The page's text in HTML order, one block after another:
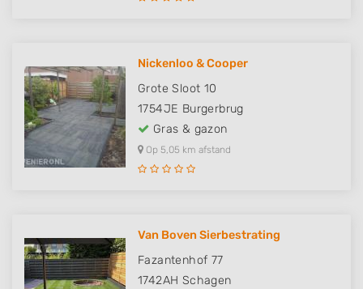
Nickenloo & Cooper
Grote Sloot 10
1754JE Burgerbrug
Gras & gazon
Op 5,05 km afstand
Van Boven Sierbestrating
Fazantenhof 77
1742AH Schagen